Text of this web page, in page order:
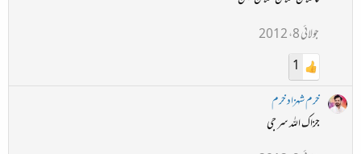
جولائی 8، 2012
1
خرم شہزاد خرم
جزاک اللہ سر جی